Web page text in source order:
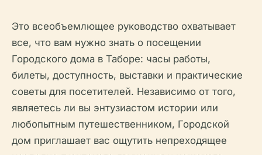
Это всеобъемлющее руководство охватывает
все, что вам нужно знать о посещении
Городского дома в Таборе: часы работы,
билеты, доступность, выставки и практические
советы для посетителей. Независимо от того,
являетесь ли вы энтузиастом истории или
любопытным путешественником, Городской
дом приглашает вас ощутить непреходящее